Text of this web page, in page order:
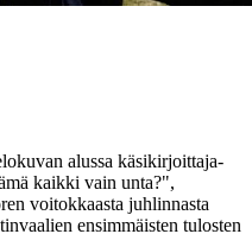
alussa käsikirjoittaja-
kaikki vain unta?",
voitokkaasta juhlinnasta
ensimmäisten tulosten